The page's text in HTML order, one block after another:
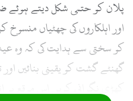
پلان کو حتمی شکل دیتے ہوئے
اور اہلکاروں کی چھٹیاں
کو سختی سے ہدایت کی کہ وہ
گھنٹے گشت کو یقینی بنائیں